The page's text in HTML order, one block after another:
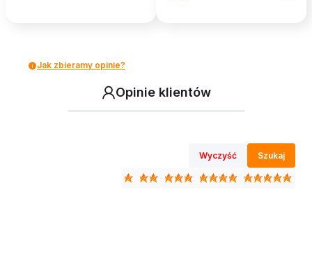
Jak zbieramy opinie?
Opinie klientów
Wyczyść Szukaj